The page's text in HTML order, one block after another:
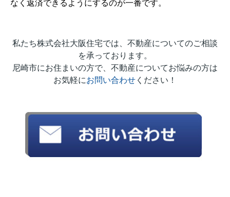
なく返済できるようにするのが一番です。
私たち株式会社大阪住宅では、不動産についてのご相談
を承っております。
尼崎市にお住まいの方で、不動産についてお悩みの方は
お気軽にお問い合わせ ください！